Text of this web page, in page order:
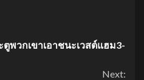
พวกเขาเอาชนะเวสต์แฮม3-
Next: